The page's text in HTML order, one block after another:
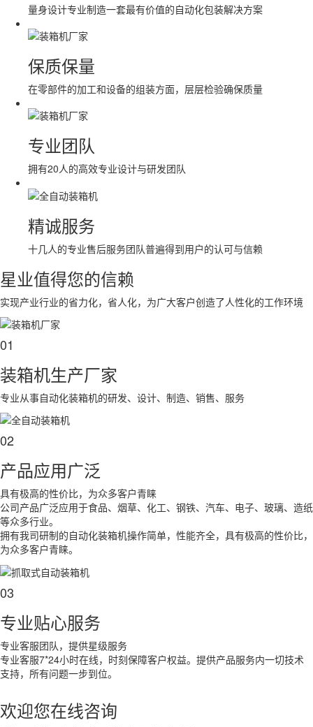
量身设计专业制造一套最有价值的自动化包装解决方案
保质保量
在零部件的加工和设备的组装方面，层层检验确保质量
专业团队
拥有20人的高效专业设计与研发团队
精诚服务
十几人的专业售后服务团队普遍得到用户的认可与信赖
星业值得您的信赖
实现产业行业的省力化，省人化，为广大客户创造了人性化的工作环境
01
装箱机生产厂家
专业从事自动化装箱机的研发、设计、制造、销售、服务
02
产品应用广泛
具有极高的性价比，为众多客户青睐
公司产品广泛应用于食品、烟草、化工、钢铁、汽车、电子、玻璃、造纸
等众多行业。
拥有我司研制的自动化装箱机操作简单，性能齐全，具有极高的性价比，
为众多客户青睐。
03
专业贴心服务
专业客服团队，提供星级服务
专业客服7*24小时在线，时刻保障客户权益。提供产品服务内一切技术
支持，所有问题一步到位。
欢迎您在线咨询